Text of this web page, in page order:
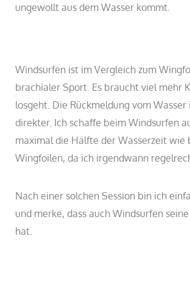
ungewollt aus dem Wasser kommt.
Windsurfen ist im Vergleich zum
brachialer Sport. Es braucht viel mehr
losgeht. Die Rückmeldung vom
direkter. Ich schaffe beim Windsurfen
maximal die Hälfte der Wasserzeit wie
Wingfoilen, da ich irgendwann
Nach einer solchen Session bin ich
und merke, dass auch Windsurfen
hat.